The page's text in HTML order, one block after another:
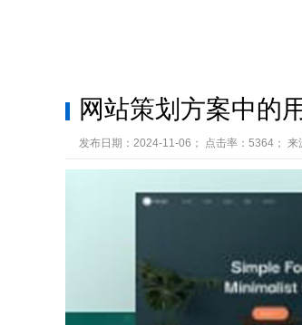
网站策划方案中的
发布日期：2024-11-06； 点击率：5364； 来